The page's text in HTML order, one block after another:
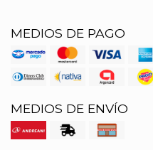
MEDIOS DE PAGO
MEDIOS DE ENVÍO